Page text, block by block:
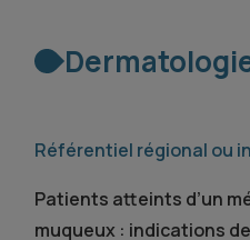
Référentiel régional ou
Patients atteints d’un
muqueux : indications